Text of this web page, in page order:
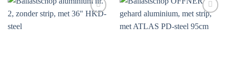
aan